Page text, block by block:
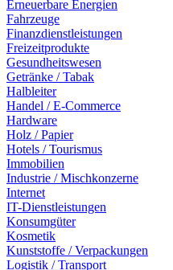
Erneuerbare Energien
Fahrzeuge
Finanzdienstleistungen
Freizeitprodukte
Gesundheitswesen
Getränke / Tabak
Halbleiter
Handel / E-Commerce
Hardware
Holz / Papier
Hotels / Tourismus
Immobilien
Industrie / Mischkonzerne
Internet
IT-Dienstleistungen
Konsumgüter
Kosmetik
Kunststoffe / Verpackungen
Logistik / Transport